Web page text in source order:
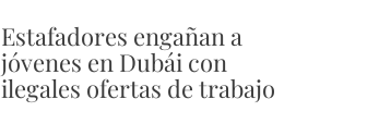
Estafadores engañan a
jóvenes en Dubái con
ilegales ofertas de trabajo